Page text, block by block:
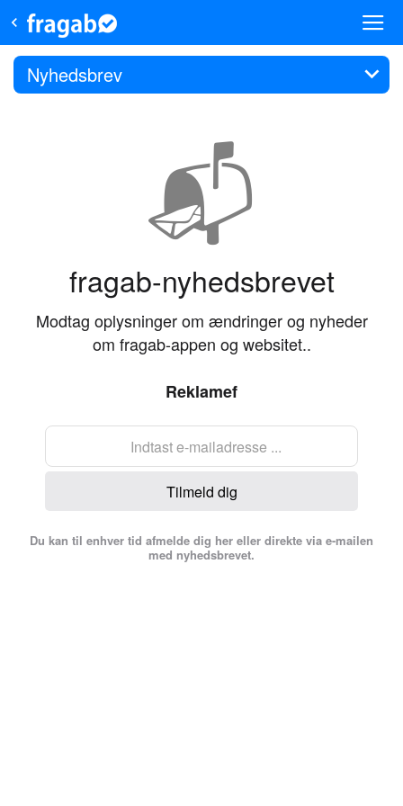
Nyhedsbrev
📬
fragab-nyhedsbrevet
Modtag oplysninger om ændringer og nyheder
om fragab-appen og websitet..
Reklamef
Tilmeld dig
Du kan til enhver tid afmelde dig her eller direkte via e-mailen
med nyhedsbrevet.